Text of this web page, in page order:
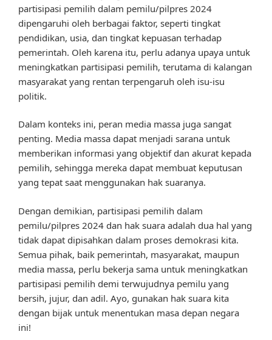
partisipasi pemilih dalam pemilu/pilpres 2024
dipengaruhi oleh berbagai faktor, seperti tingkat
pendidikan, usia, dan tingkat kepuasan terhadap
pemerintah. Oleh karena itu, perlu adanya upaya untuk
meningkatkan partisipasi pemilih, terutama di kalangan
masyarakat yang rentan terpengaruh oleh isu-isu
politik.
Dalam konteks ini, peran media massa juga sangat
penting. Media massa dapat menjadi sarana untuk
memberikan informasi yang objektif dan akurat kepada
pemilih, sehingga mereka dapat membuat keputusan
yang tepat saat menggunakan hak suaranya.
Dengan demikian, partisipasi pemilih dalam
pemilu/pilpres 2024 dan hak suara adalah dua hal yang
tidak dapat dipisahkan dalam proses demokrasi kita.
Semua pihak, baik pemerintah, masyarakat, maupun
media massa, perlu bekerja sama untuk meningkatkan
partisipasi pemilih demi terwujudnya pemilu yang
bersih, jujur, dan adil. Ayo, gunakan hak suara kita
dengan bijak untuk menentukan masa depan negara
ini!